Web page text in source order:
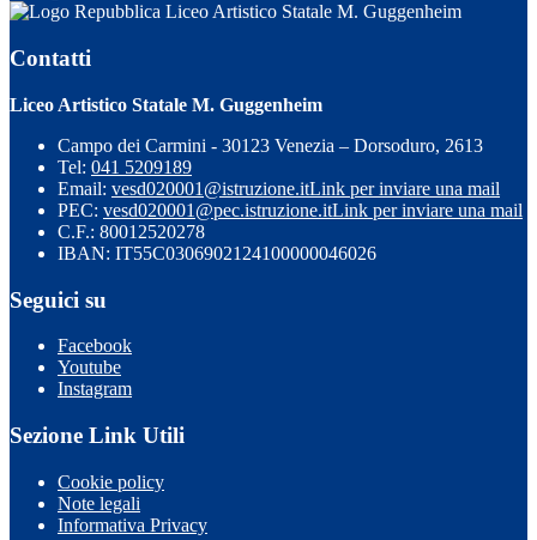
Liceo Artistico Statale M. Guggenheim
Contatti
Liceo Artistico Statale M. Guggenheim
Campo dei Carmini - 30123 Venezia – Dorsoduro, 2613
Tel: 041 5209189
Email: vesd020001@istruzione.itLink per inviare una mail
PEC: vesd020001@pec.istruzione.itLink per inviare una mail
C.F.: 80012520278
IBAN: IT55C0306902124100000046026
Seguici su
Facebook
Youtube
Instagram
Sezione Link Utili
Cookie policy
Note legali
Informativa Privacy